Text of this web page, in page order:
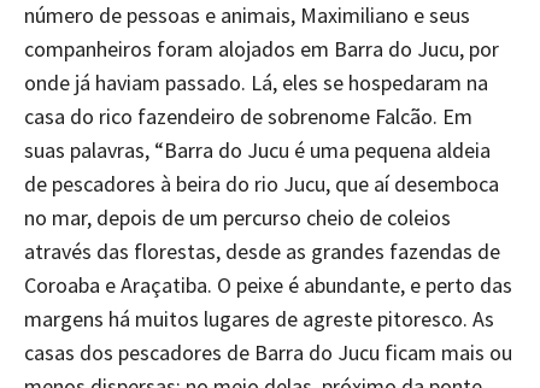
número de pessoas e animais, Maximiliano e seus
companheiros foram alojados em Barra do Jucu, por
onde já haviam passado. Lá, eles se hospedaram na
casa do rico fazendeiro de sobrenome Falcão. Em
suas palavras, “Barra do Jucu é uma pequena aldeia
de pescadores à beira do rio Jucu, que aí desemboca
no mar, depois de um percurso cheio de coleios
através das florestas, desde as grandes fazendas de
Coroaba e Araçatiba. O peixe é abundante, e perto das
margens há muitos lugares de agreste pitoresco. As
casas dos pescadores de Barra do Jucu ficam mais ou